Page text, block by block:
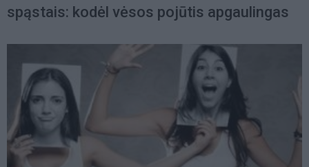
spąstais: kodėl vėsos pojūtis apgaulingas